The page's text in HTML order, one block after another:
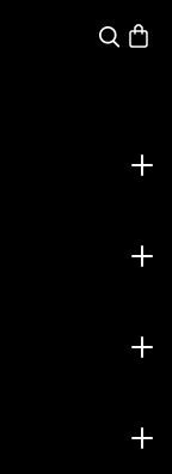
Wat zoek